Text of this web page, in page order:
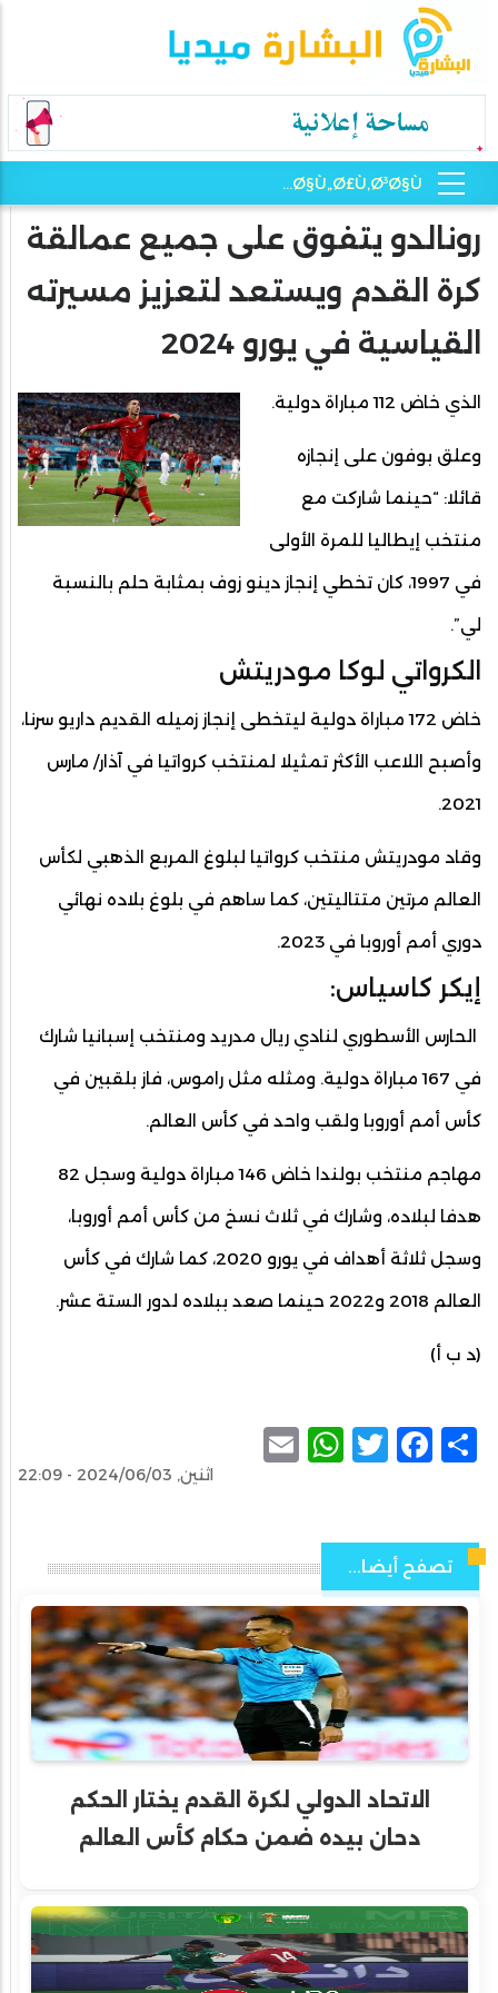
رونالدو يتفوق على جميع عمالقة
كرة القدم ويستعد لتعزيز مسيرته
القياسية في يورو 2024
الذي خاض 112 مباراة دولية.
وعلق بوفون على إنجازه
قائلا: “حينما شاركت مع
منتخب إيطاليا للمرة الأولى
في 1997، كان تخطي إنجاز دينو زوف بمثابة حلم بالنسبة
لي”.
الكرواتي لوكا مودريتش
خاض 172 مباراة دولية ليتخطى إنجاز زميله القديم داريو سرنا،
وأصبح اللاعب الأكثر تمثيلا لمنتخب كرواتيا في آذار/ مارس
2021.
وقاد مودريتش منتخب كرواتيا لبلوغ المربع الذهبي لكأس
العالم مرتين متتاليتين، كما ساهم في بلوغ بلاده نهائي
دوري أمم أوروبا في 2023.
إيكر كاسياس:
الحارس الأسطوري لنادي ريال مدريد ومنتخب إسبانيا شارك
في 167 مباراة دولية. ومثله مثل راموس، فاز بلقبين في
كأس أمم أوروبا ولقب واحد في كأس العالم.
مهاجم منتخب بولندا خاض 146 مباراة دولية وسجل 82
هدفا لبلاده، وشارك في ثلاث نسخ من كأس أمم أوروبا،
وسجل ثلاثة أهداف في يورو 2020، كما شارك في كأس
العالم 2018 و2022 حينما صعد ببلاده لدور الستة عشر.
(د ب أ)
Share
Facebook
Twitter
WhatsApp
اثنين, 2024/06/03 - 22:09
تصفح أيضا...
الاتحاد الدولي لكرة القدم يختار الحكم
دحان بيده ضمن حكام كأس العالم